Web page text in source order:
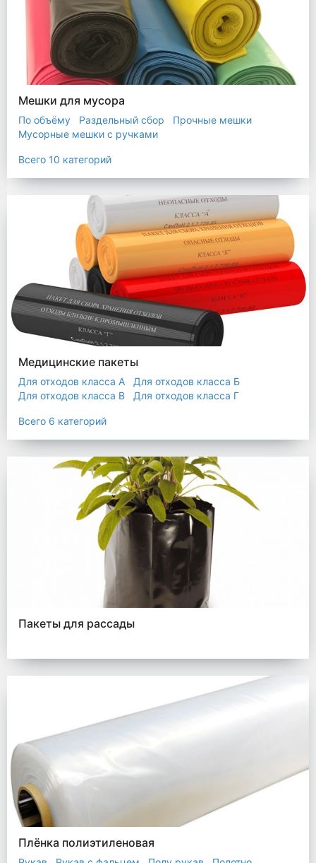
Мешки для мусора
По объёму Раздельный сбор
Прочные мешки
Мусорные мешки с ручками
Прозрачные мешки
Мешки строительные
Мешок для листьев
Всего 10 категорий
Медицинские пакеты
Для отходов класса А
Для отходов класса Б
Для отходов класса В
Для отходов класса Г
Пакеты термостойкие для утилизатора
Всего 6 категорий
Пакеты для рассады
Плёнка полиэтиленовая